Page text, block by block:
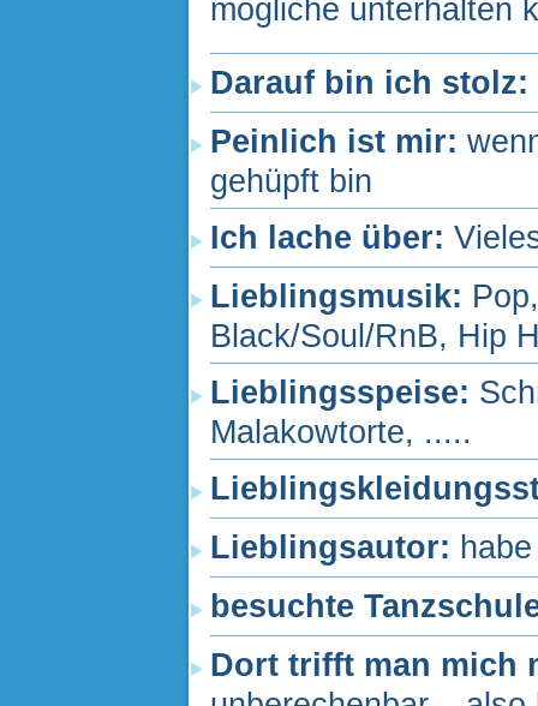
mögliche unterhalten
Darauf bin ich stolz:
Peinlich ist mir:
gehüpft bin
Ich lache über:
Lieblingsmusik:
Black/Soul/RnB, Hip
Lieblingsspeise:
Malakowtorte, .....
Lieblingsautor:
besuchte
Dort trifft man mich